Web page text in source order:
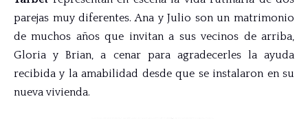
parejas muy diferentes. Ana y Julio son un matrimonio
de muchos años que invitan a sus vecinos de arriba,
Gloria y Brian, a cenar para agradecerles la ayuda
recibida y la amabilidad desde que se instalaron en su
nueva vivienda.